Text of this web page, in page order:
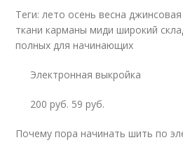
Теги: лето осень весна
ткани карманы миди широкий
полных для начинающих
Электронная выкройка
200 руб. 59 руб.
Почему пора начинать шить по